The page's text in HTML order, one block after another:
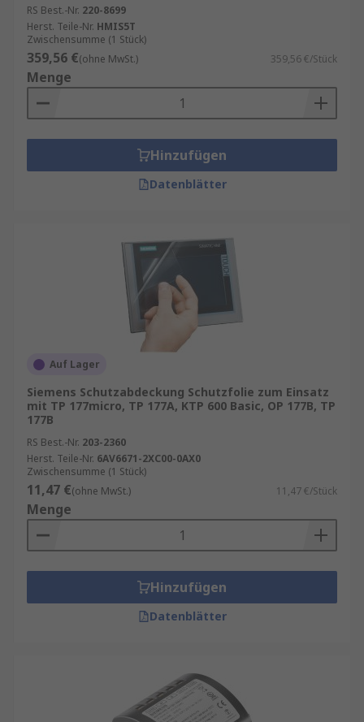
RS Best.-Nr. 220-8699
Herst. Teile-Nr. HMIS5T
Zwischensumme (1 Stück)
359,56 €(ohne MwSt.) 359,56 €/Stück
Menge
Hinzufügen
Datenblätter
Auf Lager
Siemens Schutzabdeckung Schutzfolie zum Einsatz
mit TP 177micro, TP 177A, KTP 600 Basic, OP 177B, TP
177B
RS Best.-Nr. 203-2360
Herst. Teile-Nr. 6AV6671-2XC00-0AX0
Zwischensumme (1 Stück)
11,47 €(ohne MwSt.) 11,47 €/Stück
Menge
Hinzufügen
Datenblätter